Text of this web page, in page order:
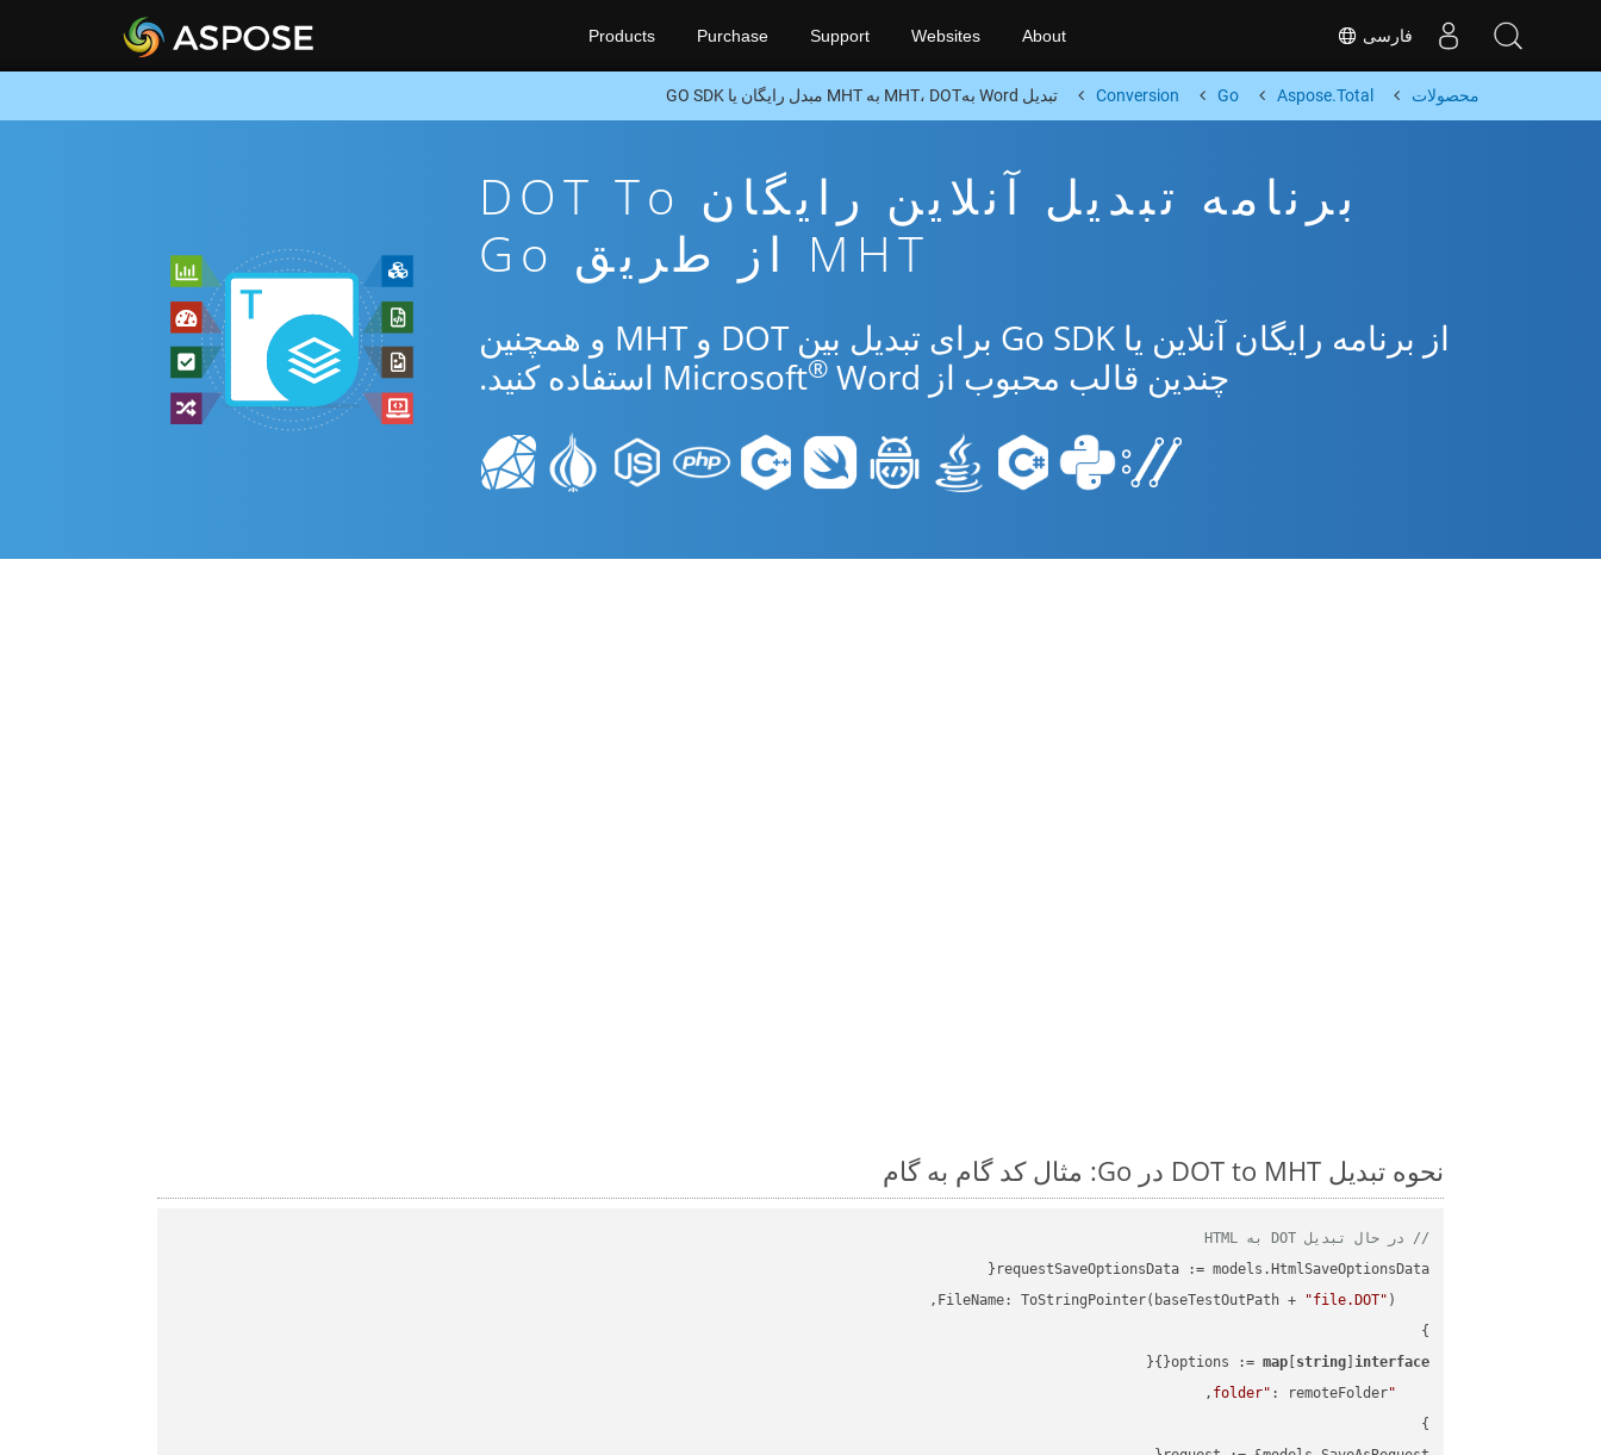
فارسی Products Purchase Support Websites About
محصولات Aspose.Total
Go
Conversion تبدیل Word بهMHT، DOT به MHT مبدل رایگان یا GO SDK
برنامه تبدیل آنلاین رایگان DOT To
MHT از طریق Go
از برنامه رایگان آنلاین یا Go SDK برای تبدیل بین DOT و MHT و همچنین
چندین قالب محبوب از Microsoft
® Word استفاده کنید.
نحوه تبدیل DOT to MHT در Go: مثال کد گام به گام
// در حال تبدیل DOT به HTML
"file.DOT"
options := map[ string] interface
"folder"